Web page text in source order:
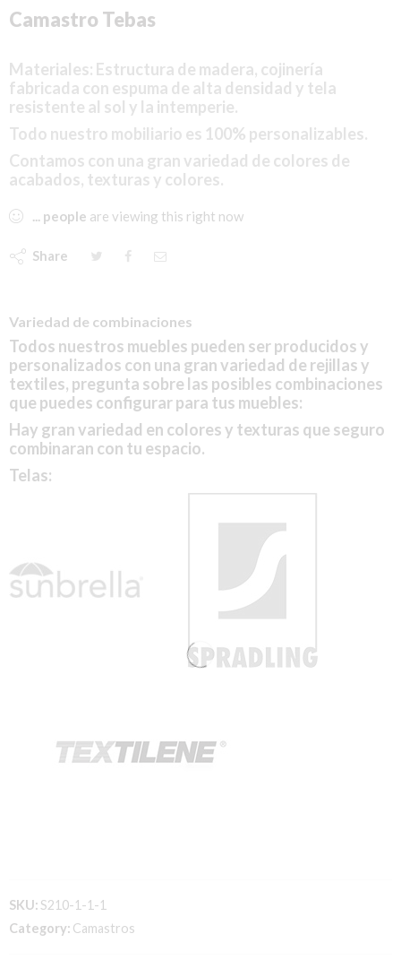
Camastro Tebas
Materiales: Estructura de madera, cojinería
fabricada con espuma de alta densidad y tela
resistente al sol y la intemperie.
Todo nuestro mobiliario es 100% personalizables.
Contamos con una gran variedad de colores de
acabados, texturas y colores.
... people are viewing this right now
Share
Variedad de combinaciones
Todos nuestros muebles pueden ser producidos y
personalizados con una gran variedad de rejillas y
textiles, pregunta sobre las posibles combinaciones
que puedes configurar para tus muebles:
Hay gran variedad en colores y texturas que seguro
combinaran con tu espacio.
Telas:
SKU: S210-1-1-1
Category: Camastros